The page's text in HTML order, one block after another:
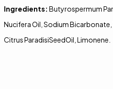
Ingredients: Butyrospermum
Nucifera Oil, Sodium
Citrus ParadisiSeedOil, Limonene.